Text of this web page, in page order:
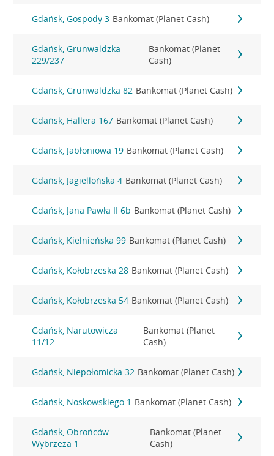
Gdańsk, Gospody 3 Bankomat (Planet Cash)
Gdańsk, Grunwaldzka
229/237
Bankomat (Planet
Cash)
Gdańsk, Grunwaldzka 82 Bankomat (Planet Cash)
Gdańsk, Hallera 167 Bankomat (Planet Cash)
Gdańsk, Jabłoniowa 19 Bankomat (Planet Cash)
Gdańsk, Jagiellońska 4 Bankomat (Planet Cash)
Gdańsk, Jana Pawła II 6b Bankomat (Planet Cash)
Gdańsk, Kielnieńska 99 Bankomat (Planet Cash)
Gdańsk, Kołobrzeska 28 Bankomat (Planet Cash)
Gdańsk, Kołobrzeska 54 Bankomat (Planet Cash)
Gdańsk, Narutowicza
11/12
Bankomat (Planet
Cash)
Gdańsk, Niepołomicka 32 Bankomat (Planet Cash)
Gdańsk, Noskowskiego 1 Bankomat (Planet Cash)
Gdańsk, Obrońców
Wybrzeża 1
Bankomat (Planet
Cash)